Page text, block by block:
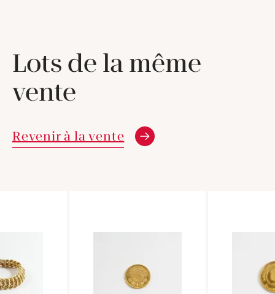
Lots de la même
vente
Revenir à la vente